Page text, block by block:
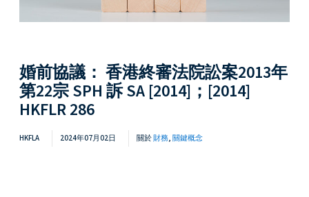
婚前協議： 香港終審法院訟案2013年
第22宗 SPH 訴 SA [2014]；[2014]
HKFLR 286
HKFLA 2024年07月02日 關於財務, 關鍵概念